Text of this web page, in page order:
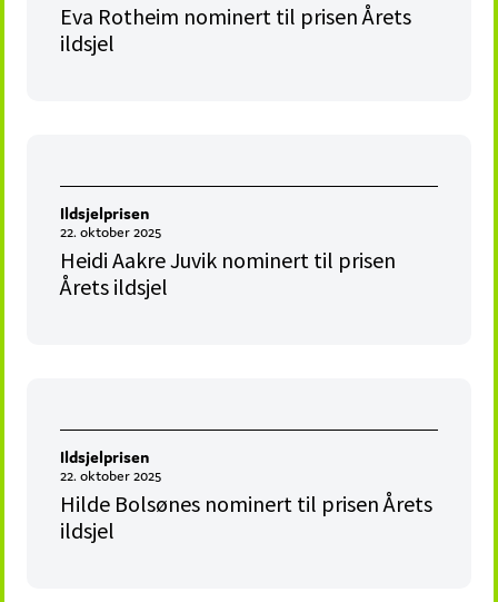
Eva Rotheim nominert til prisen Årets
ildsjel
Ildsjelprisen
22. oktober 2025
Heidi Aakre Juvik nominert til prisen
Årets ildsjel
Ildsjelprisen
22. oktober 2025
Hilde Bolsønes nominert til prisen Årets
ildsjel